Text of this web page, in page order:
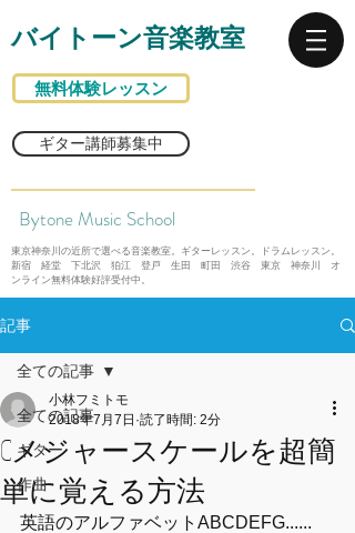
バイトーン音楽教室
無料体験レッスン
ギター講師募集中
Bytone Music School
東京神奈川の近所で選べる音楽教室。ギターレッスン。ドラムレッスン。
新宿 経堂 下北沢 狛江 登戸 生田 町田 渋谷 東京 神奈川 オ
ンライン無料体験好評受付中。
記事
全ての記事
ギター
作曲
全ての記事
Cメジャースケールを超簡
単に覚える方法
小林フミトモ
2018年7月7日 読了時間: 2分
英語のアルファベットABCDEFG......